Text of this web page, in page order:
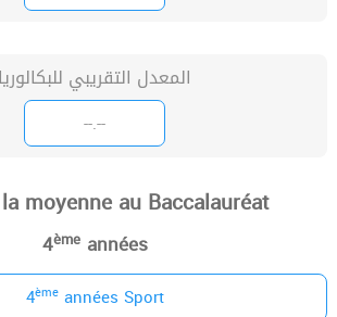
المعدل التقريبي للبكالوريا
moyenne au Baccalauréat
4èmeannées
4èmeannées Sport